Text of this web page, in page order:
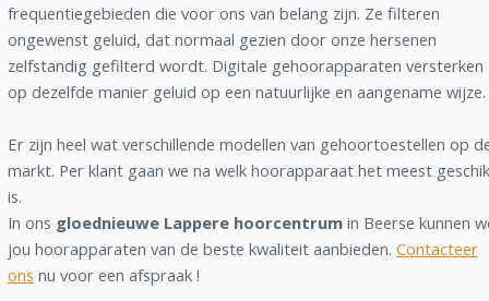
frequentiegebieden die voor ons van belang zijn. Ze filteren
ongewenst geluid, dat normaal gezien door onze hersenen
zelfstandig gefilterd wordt. Digitale gehoorapparaten versterken
op dezelfde manier geluid op een natuurlijke en aangename wijze.
Er zijn heel wat verschillende modellen van gehoortoestellen op
markt. Per klant gaan we na welk hoorapparaat het meest
is.
In ons gloednieuwe Lappere hoorcentrum in Beerse kunnen
jou hoorapparaten van de beste kwaliteit aanbieden. Contacteer
ons nu voor een afspraak !